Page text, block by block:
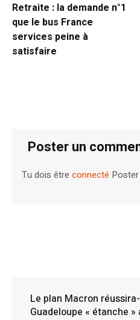
Retraite : la demande n°1
que le bus France
services peine à
satisfaire
Poster un
Tu dois êtreconnecté
Le plan Macron
Guadeloupe « étanche